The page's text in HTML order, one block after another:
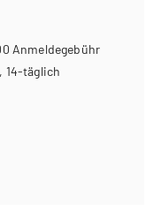
Anmeldegebühr
14-täglich